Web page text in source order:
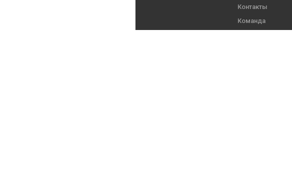
Контакты
Команда